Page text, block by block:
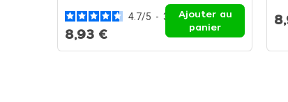
4.7/5 - 3 avis
8,93 €
Ajouter au
panier